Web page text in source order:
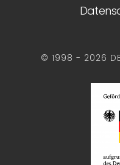
© 1998 - 2026